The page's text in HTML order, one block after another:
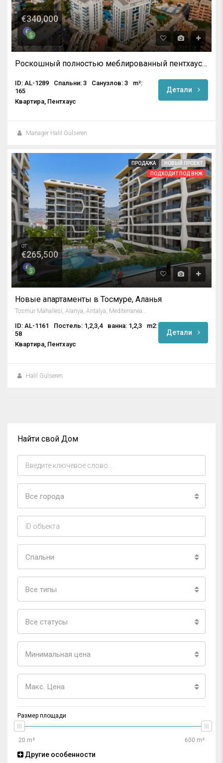
€340,000
Роскошный полностью меблированный пентхаус с видом на море в Тосмуре, Алания
ID: AL-1289 Спальни: 3 Санузлов: 3
m²:
165
Квартира, Пентхаус
Детали
Manager Halil Gülseren
ПРОДАЖА
НОВЫЙ ПРОЕКТ
ПОДХОДИТ ПОД ВНЖ
от
€265,500
Новые апартаменты в Тосмуре, Аланья
ID: AL-1161 Постель: 1,2,3,4 ванна: 1,2,3
m2:
58
Квартира, Пентхаус
Детали
Halil Gülseren
Найти свой Дом
Все города
Спальни
Все типы
Все статусы
Минимальная цена
Макс. Цена
Размер площади
Другие особенности